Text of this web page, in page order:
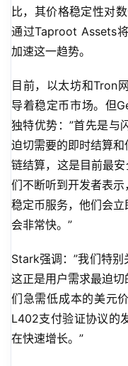
比，其价格稳定性对
通过Taproot Assets
加速这一趋势。
目前，以太坊和Tron
导着稳定币市场。但
独特优势：”首先是与
迫切需要的即时结算
链结算，这是目前最
们不断听到开发者表
稳定币服务，他们会
会非常快。”
Stark强调：”我们特
这正是用户需求最迫
们急需低成本的美元
L402支付验证协议的
在快速增长。”